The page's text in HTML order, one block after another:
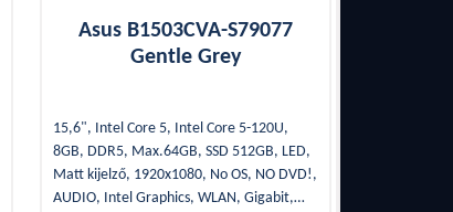
Asus B1503CVA-S79077
Gentle Grey
15,6", Intel Core 5, Intel Core 5-120U,
8GB, DDR5, Max.64GB, SSD 512GB, LED,
Matt kijelző, 1920x1080, No OS, NO DVD!,
AUDIO, Intel Graphics, WLAN, Gigabit,